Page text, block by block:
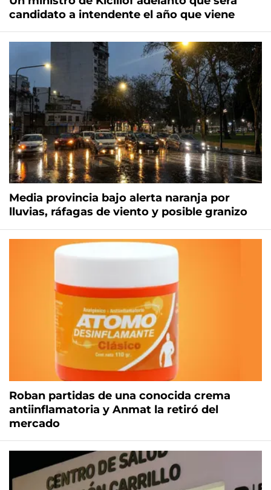
candidato a intendente el año que viene
Media provincia bajo alerta naranja por
lluvias, ráfagas de viento y posible granizo
Roban partidas de una conocida crema
antiinflamatoria y Anmat la retiró del
mercado